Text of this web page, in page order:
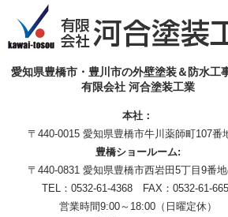
愛知県豊橋市・豊川市の外壁塗装＆防水工
有限会社 河合塗装工業
本社：
〒440-0015 愛知県豊橋市牛川薬師町107番
豊橋ショールーム:
〒440-0831 愛知県豊橋市西岩田5丁目9番
TEL：0532-61-4368 FAX：0532-61-
営業時間9:00～18:00（日曜定休）